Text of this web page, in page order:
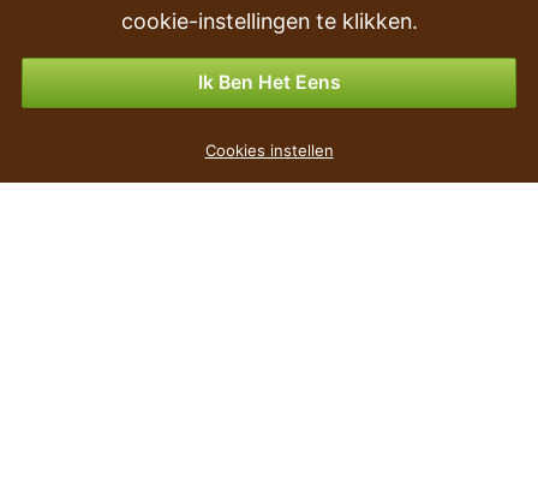
Retourneren & Terugbetalingen
Betalingsmogelijkheden
cookie-instellingen te klikken.
Ik Ben Het Eens
Cookies instellen